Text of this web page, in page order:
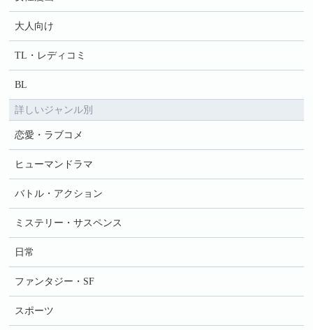
大人向け
TL・レディコミ
BL
詳しいジャンル別
恋愛・ラブコメ
ヒューマンドラマ
バトル・アクション
ミステリー・サスペンス
日常
ファンタジー・SF
スポーツ